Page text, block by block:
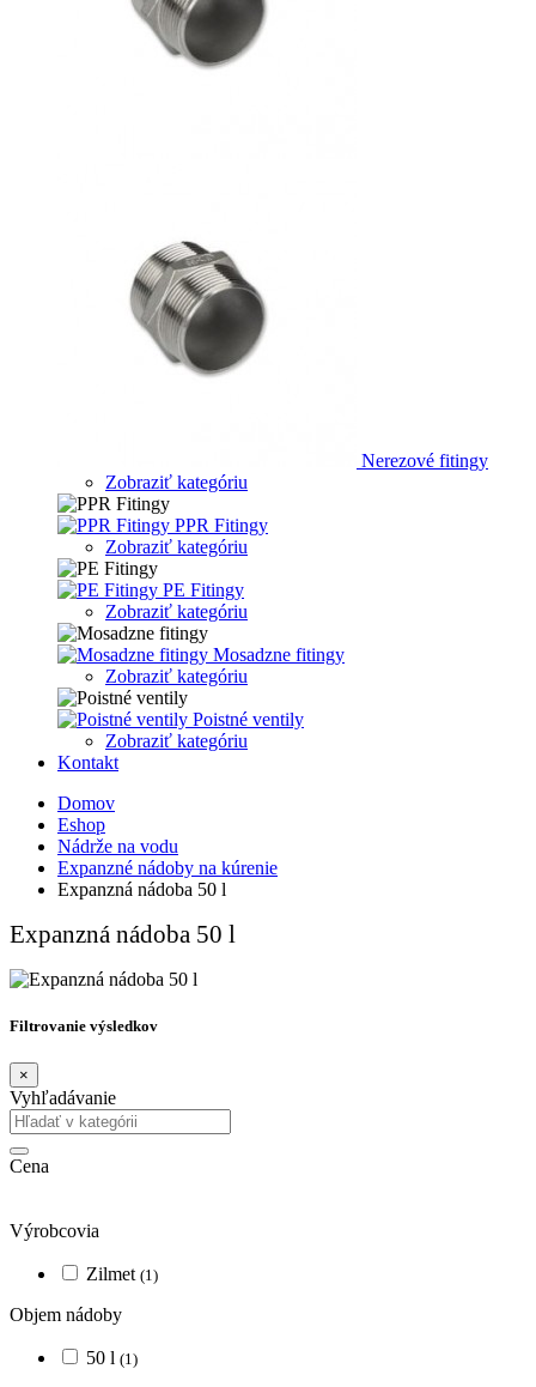
Nerezové fitingy
Zobraziť kategóriu
PPR Fitingy
Zobraziť kategóriu
PE Fitingy
Zobraziť kategóriu
Mosadzne fitingy
Zobraziť kategóriu
Poistné ventily
Zobraziť kategóriu
Kontakt
Domov
Eshop
Nádrže na vodu
Expanzné nádoby na kúrenie
Expanzná nádoba 50 l
Expanzná nádoba 50 l
Filtrovanie výsledkov
×
Vyhľadávanie
Cena
Výrobcovia
Zilmet (1)
Objem nádoby
50 l (1)